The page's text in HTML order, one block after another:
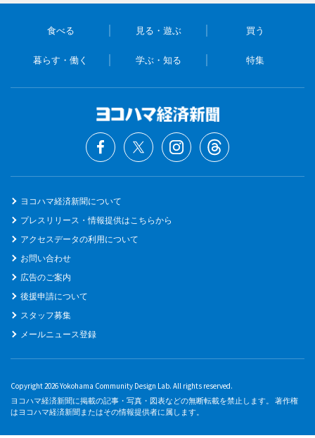
食べる 見る・遊ぶ 買う
暮らす・働く 学ぶ・知る 特集
ヨコハマ経済新聞について
プレスリリース・情報提供はこちらから
アクセスデータの利用について
お問い合わせ
広告のご案内
後援申請について
スタッフ募集
メールニュース登録
Copyright 2026 Yokohama Community Design Lab. All rights reserved.
ヨコハマ経済新聞に掲載の記事・写真・図表などの無断転載を禁止します。 著作権
はヨコハマ経済新聞またはその情報提供者に属します。